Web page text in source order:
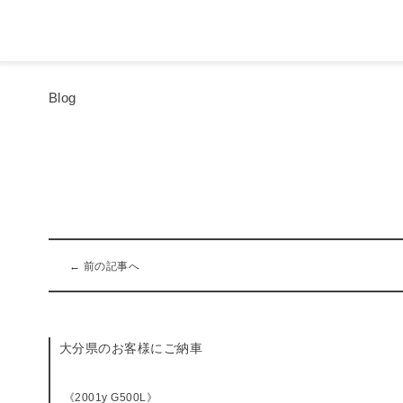
Blog
← 前の記事へ
大分県のお客様にご納車
《2001y G500L》